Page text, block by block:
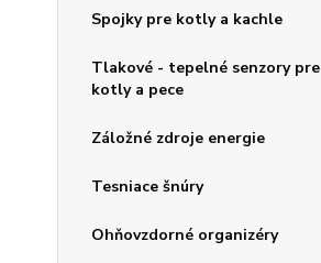
Spojky pre kotly a kachle
Tlakové - tepelné senzory pre
kotly a pece
Záložné zdroje energie
Tesniace šnúry
Ohňovzdorné organizéry